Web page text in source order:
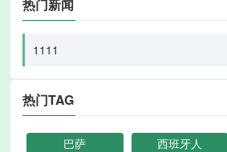
热门新闻
1111
热门TAG
巴萨 西班牙人